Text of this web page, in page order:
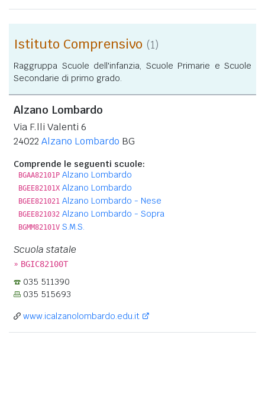
Istituto Comprensivo (1)
Raggruppa Scuole dell'infanzia, Scuole Primarie e Scuole
Secondarie di primo grado.
Alzano Lombardo
Via F.lli Valenti 6
24022 Alzano Lombardo BG
Comprende le seguenti scuole:
BGAA82101P Alzano Lombardo
BGEE82101X Alzano Lombardo
BGEE821021 Alzano Lombardo - Nese
BGEE821032 Alzano Lombardo - Sopra
BGMM82101V S.M.S.
Scuola statale
» BGIC82100T
035 511390
035 515693
www.icalzanolombardo.edu.it